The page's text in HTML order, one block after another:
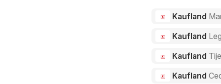
Kaufland
Kaufland
Kaufland
Kaufland